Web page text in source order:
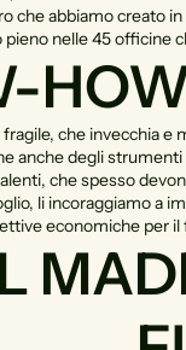
che abbiamo creato
nelle 45 officine
che invecchia
anche degli
che spesso
li incoraggiamo a
economiche per